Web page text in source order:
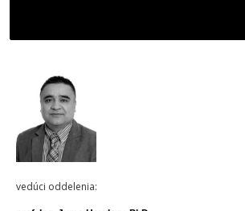
vedúci oddelenia: